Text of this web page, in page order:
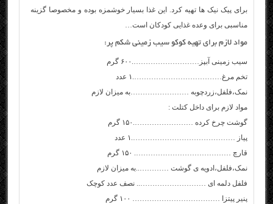
برای پیک نیک ها تهیه کرد. این غذا بسیار خوشمزه بوده و مخصوصا گزینه
مناسبی برای وعده غذایی کودکان است…
مواد لازم برای تهیه کوکو سیب زمینی شکم پر:
سیب زمینی آبپز……………………….۶۰۰ گرم
تخم مرغ……………………………….۱ عدد
نمک،فلفل،زردچوبه ……………………به میزان لازم
مواد لازم برای داخل کتلت :
گوشت چرخ کرده …………………….۱۵۰ گرم
پیاز …………………………………….۱ عدد
قارچ …………………………………. ۱۵۰ گرم
نمک،فلفل،ادویه ی گوشت …………..به میزان لازم
فلفل دلمه ای ……………………….. نصف عدد کوچک
پنیر پیتزا ……………………………… ۱۰۰ گرم